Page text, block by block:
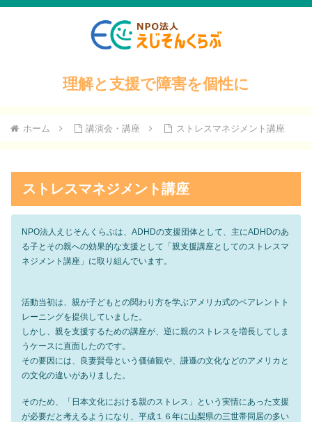
理解と支援で障害を個性に
ホーム 講演会・講座 ストレスマネジメント講座
ストレスマネジメント講座
NPO法人えじそんくらぶは、ADHDの支援団体として、主にADHDのあ
る子とその親への効果的な支援として「親支援講座としてのストレスマ
ネジメント講座」に取り組んでいます。
活動当初は、親が子どもとの関わり方を学ぶアメリカ式のペアレントト
レーニングを提供していました。
しかし、親を支援するための講座が、逆に親のストレスを増長してしま
うケースに直面したのです。
その要因には、良妻賢母という価値観や、謙遜の文化などのアメリカと
の文化の違いがありました。
そのため、「日本文化における親のストレス」という実情にあった支援
が必要だと考えるようになり、平成１６年に山梨県の三世帯同居の多い